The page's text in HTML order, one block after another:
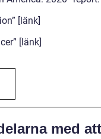
[länk]
[länk]
med att